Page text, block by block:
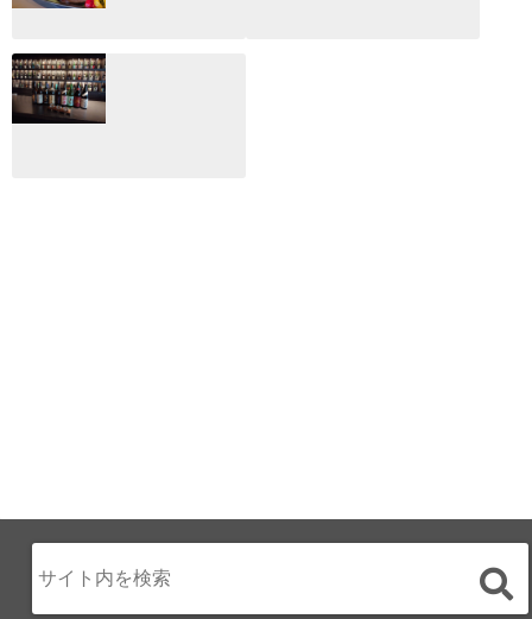
2026.02.27
月のホテル☆4日
間限定！クリスマ
スディナーブッフ
ェ開催☆